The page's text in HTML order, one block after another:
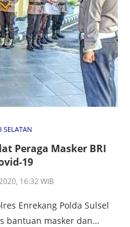
SELATAN
Peraga Masker BRI
19
16:32 WIB
Enrekang Polda Sulsel
bantuan masker dan…